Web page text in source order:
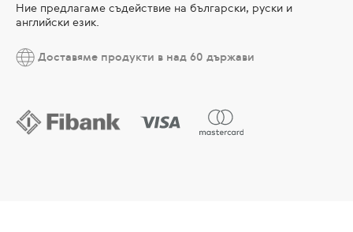
Ние предлагаме съдействие на български, руски и
английски език.
Доставяме продукти в над 60 държави